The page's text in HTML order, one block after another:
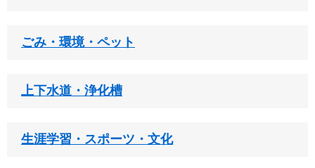
ごみ・環境・ペット
上下水道・浄化槽
生涯学習・スポーツ・文化